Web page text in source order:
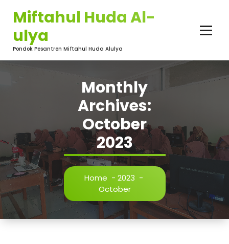
contentMiftahul Huda Al-
ulya
Pondok Pesantren Miftahul Huda Alulya
Monthly
Archives:
October
2023
Home - 2023 -
October